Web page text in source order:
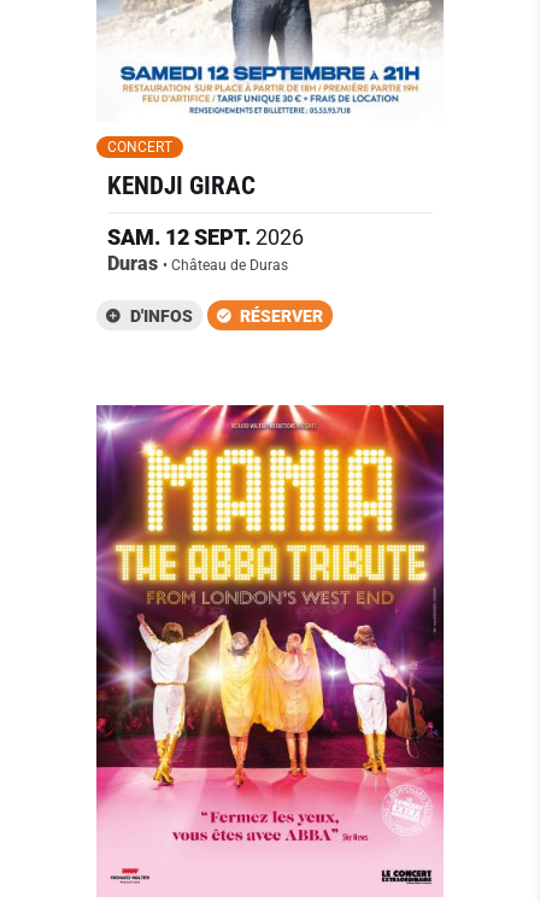
CONCERT
KENDJI GIRAC
SAM. 12SEPT.2026
Duras • Château de Duras
D'INFOS RÉSERVER